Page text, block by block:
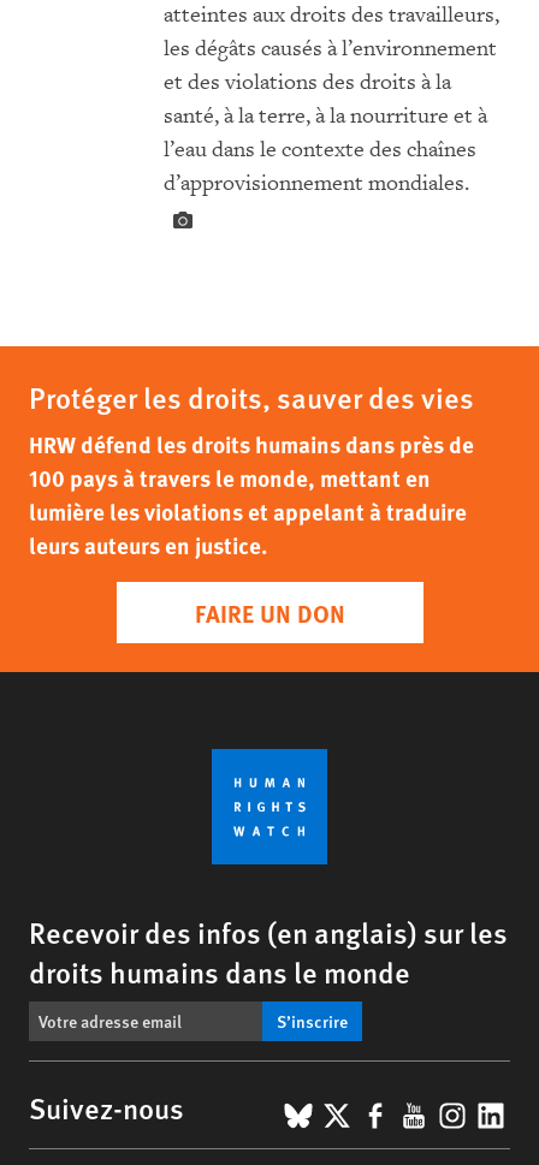
atteintes aux droits des travailleurs,
les dégâts causés à l’environnement
et des violations des droits à la
santé, à la terre, à la nourriture et à
l’eau dans le contexte des chaînes
d’approvisionnement mondiales.
Protéger les droits, sauver des vies
HRW défend les droits humains dans près de
100 pays à travers le monde, mettant en
lumière les violations et appelant à traduire
leurs auteurs en justice.
FAIRE UN DON
Recevoir des infos (en anglais) sur les
droits humains dans le monde
S’inscrire
Suivez-nous BlueSky
X Facebook
YouTube